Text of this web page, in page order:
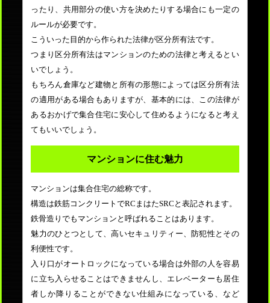
ったり、共用部分の使い方を決めたりする場合にも一定の
ルールが必要です。
こういった目的から作られた法律が区分所有法です。
つまり区分所有法はマンションのための法律と考えるとい
いでしょう。
もちろん倉庫など建物と所有の形態によっては区分所有法
の適用がある場合もありますが、基本的には、この法律が
あるおかげで集合住宅に安心して住めるようになると考え
てもいいでしょう。
マンションに住む魅力
マンションは集合住宅の総称です。
構造は鉄筋コンクリートでRCまはたSRCと表記されます。
鉄骨造りでもマンションと呼ばれることはあります。
魅力のひとつとして、高いセキュリティー、防犯性とその
利便性です。
入り口がオートロックになっている場合は外部の人を容易
に立ち入らせることはできませんし、エレベーターも居住
者しか降りることができない仕組みになっている、など